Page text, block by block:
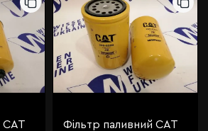
CAT
Фільтр паливний CAT